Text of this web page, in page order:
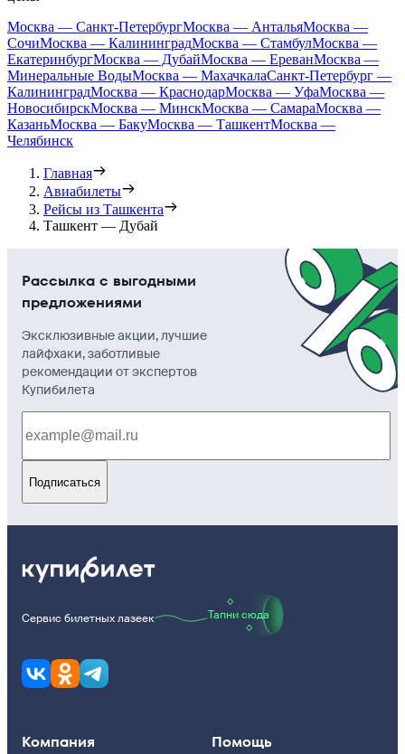
Москва — Санкт-ПетербургМосква — АнтальяМосква —
СочиМосква — КалининградМосква — СтамбулМосква —
ЕкатеринбургМосква — ДубайМосква — ЕреванМосква —
Минеральные ВодыМосква — МахачкалаСанкт-Петербург —
КалининградМосква — КраснодарМосква — УфаМосква —
НовосибирскМосква — МинскМосква — СамараМосква —
КазаньМосква — БакуМосква — ТашкентМосква —
Челябинск
Главная
Авиабилеты
Рейсы из Ташкента
Ташкент — Дубай
Рассылка с выгодными
предложениями
Эксклюзивные акции, лучшие
лайфхаки, заботливые
рекомендации от экспертов
Купибилета
Подписаться
Сервис билетных лазеек Тапни сюда
Компания Помощь